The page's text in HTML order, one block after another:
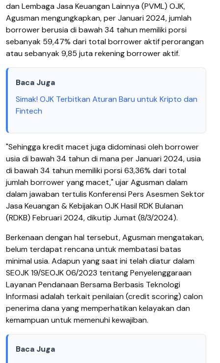
dan Lembaga Jasa Keuangan Lainnya (PVML) OJK,
Agusman mengungkapkan, per Januari 2024, jumlah
borrower berusia di bawah 34 tahun memiliki porsi
sebanyak 59,47% dari total borrower aktif perorangan
atau sebanyak 9,85 juta rekening borrower aktif.
Baca Juga
Simak! OJK Terbitkan Aturan Baru untuk Kripto dan
Fintech
"Sehingga kredit macet juga didominasi oleh borrower
usia di bawah 34 tahun di mana per Januari 2024, usia
di bawah 34 tahun memiliki porsi 63,36% dari total
jumlah borrower yang macet," ujar Agusman dalam
dalam jawaban tertulis Konferensi Pers Asesmen Sektor
Jasa Keuangan & Kebijakan OJK Hasil RDK Bulanan
(RDKB) Februari 2024, dikutip Jumat (8/3/2024).
Berkenaan dengan hal tersebut, Agusman mengatakan,
belum terdapat rencana untuk membatasi batas
minimal usia. Adapun yang saat ini telah diatur dalam
SEOJK 19/SEOJK 06/2023 tentang Penyelenggaraan
Layanan Pendanaan Bersama Berbasis Teknologi
Informasi adalah terkait penilaian (credit scoring) calon
penerima dana yang memperhatikan kelayakan dan
kemampuan untuk memenuhi kewajiban.
Baca Juga